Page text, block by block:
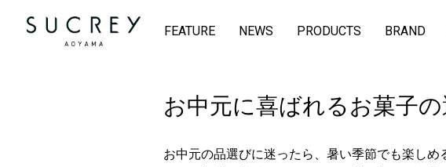
FEATURE NEWS PRODUCTS BRAND
お中元に喜ばれるお菓子
お中元の品選びに迷ったら、暑い季節でも楽し